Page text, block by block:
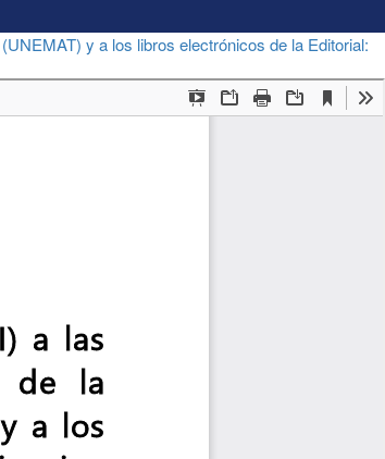
y a los libros electrónicos de la Editorial: